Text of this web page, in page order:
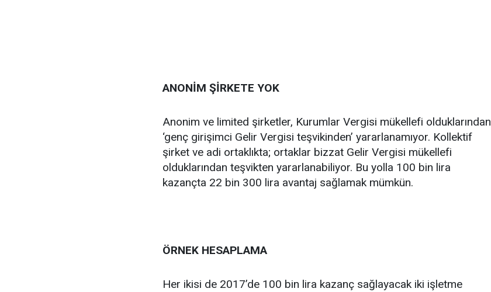
ANONİM ŞİRKETE YOK
Anonim ve limited şirketler, Kurumlar Vergisi mükellefi olduklarından
‘genç girişimci Gelir Vergisi teşvikinden’ yararlanamıyor. Kollektif
şirket ve adi ortaklıkta; ortaklar bizzat Gelir Vergisi mükellefi
olduklarından teşvikten yararlanabiliyor. Bu yolla 100 bin lira
kazançta 22 bin 300 lira avantaj sağlamak mümkün.
ÖRNEK HESAPLAMA
Her ikisi de 2017’de 100 bin lira kazanç sağlayacak iki işletme